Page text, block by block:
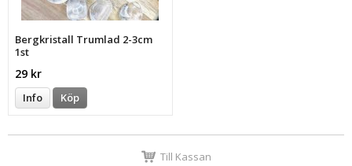
Bergkristall Trumlad 2-3cm
1st
29 kr
Info Köp
Till Kassan